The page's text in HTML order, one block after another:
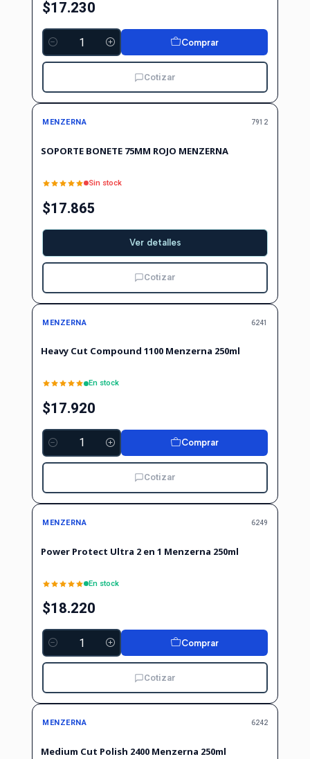
$17.230
Cantidad
Comprar
Cotizar
Agotado
MENZERNA 7912
SOPORTE BONETE 75MM ROJO MENZERNA
Sin stock
$17.865
Ver detalles
Cotizar
MENZERNA 6241
Heavy Cut Compound 1100 Menzerna 250ml
En stock
$17.920
Cantidad
Comprar
Cotizar
MENZERNA 6249
Power Protect Ultra 2 en 1 Menzerna 250ml
En stock
$18.220
Cantidad
Comprar
Cotizar
MENZERNA 6242
Medium Cut Polish 2400 Menzerna 250ml